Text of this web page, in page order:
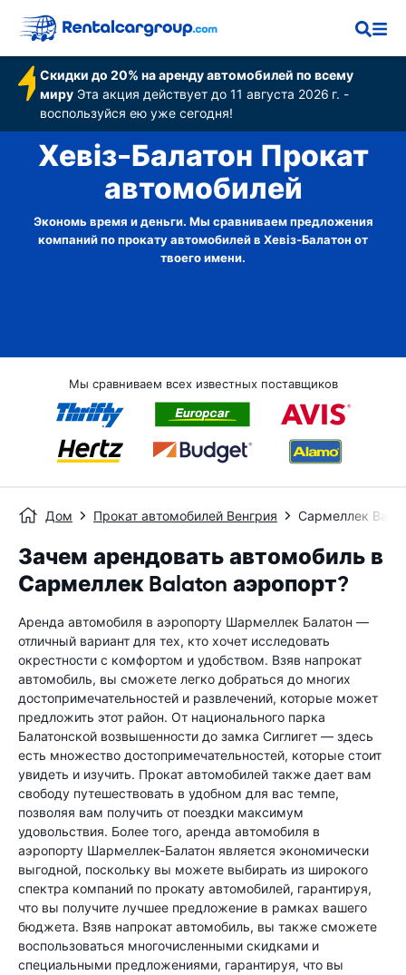
Скидки до 20% на аренду автомобилей по всему
мируЭта акция действует до 11 августа 2026 г. -
воспользуйся ею уже сегодня!
Хевіз-Балатон Прокат
автомобилей
Экономь время и деньги. Мы сравниваем предложения
компаний по прокату автомобилей в Хевіз-Балатон от
твоего имени.
Мы сравниваем всех известных поставщиков
Дом Прокат автомобилей Венгрия Сармеллек
Зачем арендовать автомобиль в
Сармеллек Balaton аэропорт?
Аренда автомобиля в аэропорту Шармеллек Балатон —
отличный вариант для тех, кто хочет исследовать
окрестности с комфортом и удобством. Взяв напрокат
автомобиль, вы сможете легко добраться до многих
достопримечательностей и развлечений, которые может
предложить этот район. От национального парка
Балатонской возвышенности до замка Сиглигет — здесь
есть множество достопримечательностей, которые стоит
увидеть и изучить. Прокат автомобилей также дает вам
свободу путешествовать в удобном для вас темпе,
позволяя вам получить от поездки максимум
удовольствия. Более того, аренда автомобиля в
аэропорту Шармеллек-Балатон является экономически
выгодной, поскольку вы можете выбирать из широкого
спектра компаний по прокату автомобилей, гарантируя,
что вы получите лучшее предложение в рамках вашего
бюджета. Взяв напрокат автомобиль, вы также сможете
воспользоваться многочисленными скидками и
специальными предложениями, гарантируя, что вы